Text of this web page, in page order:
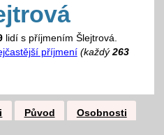
lidí s příjmením Šlejtrová.
příjmení (každý263
Původ
Osobnosti